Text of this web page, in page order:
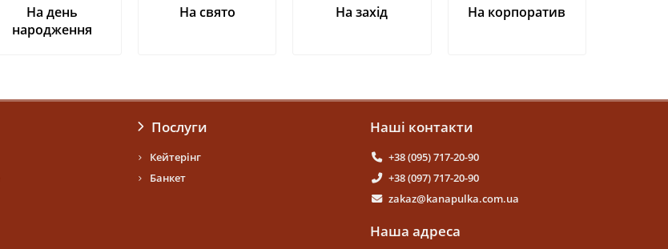
На день
народження
На свято На захід На корпоратив
Послуги
Кейтерінг
Банкет
Наші контакти
+38 (095) 717-20-90
+38 (097) 717-20-90
zakaz@kanapulka.com.ua
Наша адреса